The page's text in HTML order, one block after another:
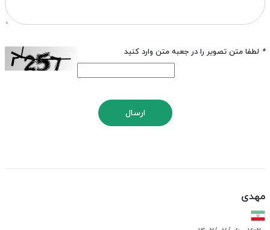
* لطفا متن تصویر را در جعبه متن وارد کنید
ارسال
مهدی